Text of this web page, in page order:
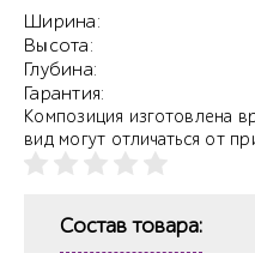
Ширина:
Высота:
Глубина:
Гарантия:
Композиция изготовлена
вид могут отличаться от
Состав товара: